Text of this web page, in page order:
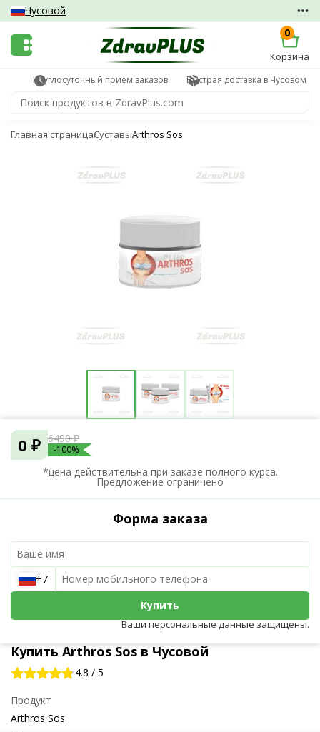
Чусовой
0
Корзина
Круглосуточный прием заказов Быстрая доставка в Чусовом
Главная страницаСуставыArthros Sos
Купить Arthros Sos в Чусовой
4.8 / 5
Продукт
Arthros Sos
0 ₽ 6490 ₽
-100%
*цена действительна при заказе полного курса.
Предложение ограничено
Форма заказа
+7
Купить
Ваши персональные данные защищены.